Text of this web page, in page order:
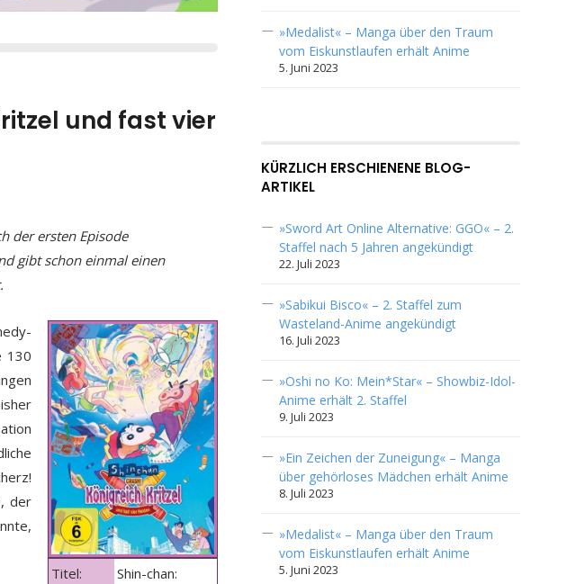
und fast vier
der ersten Episode
gibt schon einmal einen
Titel:
Shin-chan:
130
der
»Medalist« – Manga über den Traum
vom Eiskunstlaufen erhält Anime
5. Juni 2023
KÜRZLICH ERSCHIENENE BLOG-
ARTIKEL
»Sword Art Online Alternative: GGO« – 2.
Staffel nach 5 Jahren angekündigt
22. Juli 2023
»Sabikui Bisco« – 2. Staffel zum
Wasteland-Anime angekündigt
16. Juli 2023
»Oshi no Ko: Mein*Star« – Showbiz-Idol-
Anime erhält 2. Staffel
9. Juli 2023
»Ein Zeichen der Zuneigung« – Manga
über gehörloses Mädchen erhält Anime
8. Juli 2023
»Medalist« – Manga über den Traum
vom Eiskunstlaufen erhält Anime
5. Juni 2023